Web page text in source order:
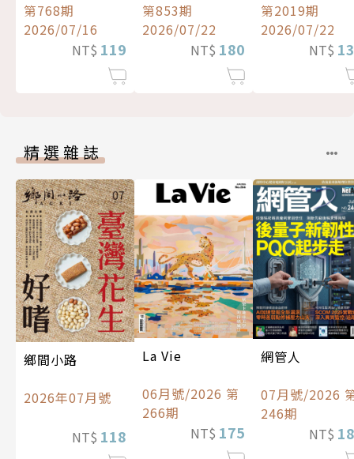
第768期
2026/07/16
NT$ 119
第853期
2026/07/22
NT$ 180
第2019期
2026/07/22
NT$
精選雜誌
鄉間小路
2026年07月號
NT$ 118
La Vie
06月號/2026 第
266期
NT$ 175
網管人
07月號/2026
246期
NT$